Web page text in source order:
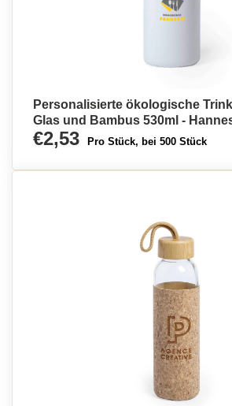
Personalisierte ökologische
Glas und Bambus 530ml -
€2,53 Pro Stück, bei 500 Stück